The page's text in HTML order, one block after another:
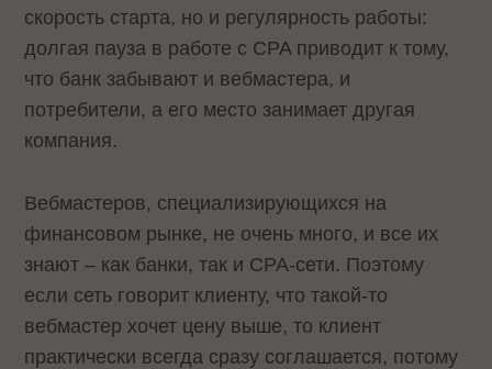
скорость старта, но и регулярность работы:
долгая пауза в работе с CPA приводит к тому,
что банк забывают и вебмастера, и
потребители, а его место занимает другая
компания.
Вебмастеров, специализирующихся на
финансовом рынке, не очень много, и все их
знают – как банки, так и CPA-сети. Поэтому
если сеть говорит клиенту, что такой-то
вебмастер хочет цену выше, то клиент
практически всегда сразу соглашается, потому